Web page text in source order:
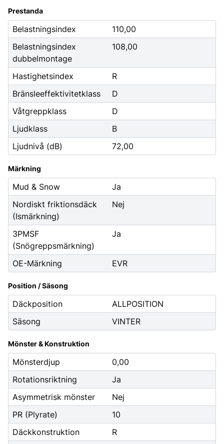
Prestanda
Belastningsindex
110,00
Belastningsindex
dubbelmontage
108,00
Hastighetsindex
R
Bränsleeffektivitetklass
D
Våtgreppklass
D
Ljudklass
B
Ljudnivå (dB)
72,00
Märkning
Mud & Snow
Ja
Nordiskt friktionsdäck
(Ismärkning)
Nej
3PMSF
(Snögreppsmärkning)
Ja
OE-Märkning EVR
Position / Säsong
Däckposition
ALLPOSITION
Säsong
VINTER
Mönster & Konstruktion
Mönsterdjup
0,00
Rotationsriktning
Ja
Asymmetrisk mönster
Nej
PR (Plyrate)
10
Däckkonstruktion
R